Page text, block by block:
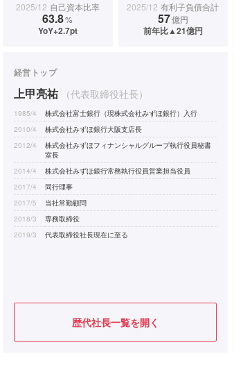
2025/12 自己資本比率
63.8%
YoY+2.7pt
2025/12 有利子負債合計
57億円
前年比▲21億円
経営トップ
上甲亮祐 （代表取締役社長）
1985/4
株式会社富士銀行（現株式会社みずほ銀行）入行
2010/4
株式会社みずほ銀行大阪支店長
2012/4
株式会社みずほフィナンシャルグループ執行役員秘書
室長
2014/4
株式会社みずほ銀行常務執行役員営業担当役員
2017/4
同行理事
2017/5
当社常勤顧問
2018/3
専務取締役
2019/3
代表取締役社長現在に至る
歴代社長一覧を開く